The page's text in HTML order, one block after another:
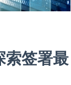
索签署最